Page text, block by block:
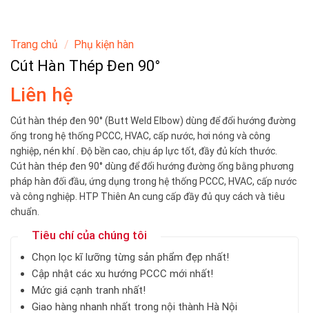
Trang chủ / Phụ kiện hàn
Cút Hàn Thép Đen 90°
Liên hệ
Cút hàn thép đen 90° (Butt Weld Elbow) dùng để đổi hướng đường
ống trong hệ thống PCCC, HVAC, cấp nước, hơi nóng và công
nghiệp, nén khí . Độ bền cao, chịu áp lực tốt, đầy đủ kích thước.
Cút hàn thép đen 90° dùng để đổi hướng đường ống bằng phương
pháp hàn đối đầu, ứng dụng trong hệ thống PCCC, HVAC, cấp nước
và công nghiệp. HTP Thiên An cung cấp đầy đủ quy cách và tiêu
chuẩn.
Tiêu chí của chúng tôi
Chọn lọc kĩ lưỡng từng sản phẩm đẹp nhất!
Cập nhật các xu hướng PCCC mới nhất!
Mức giá cạnh tranh nhất!
Giao hàng nhanh nhất trong nội thành Hà Nội